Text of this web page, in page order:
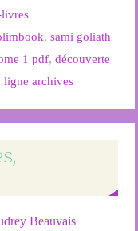
,sami goliath
1 pdf,découverte
ligne archives
Beauvais